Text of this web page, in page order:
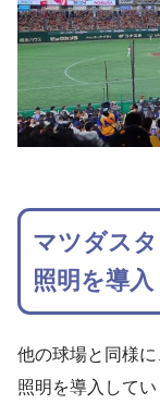
マツダス
照明を導入
他の球場と同様
照明を導入してい